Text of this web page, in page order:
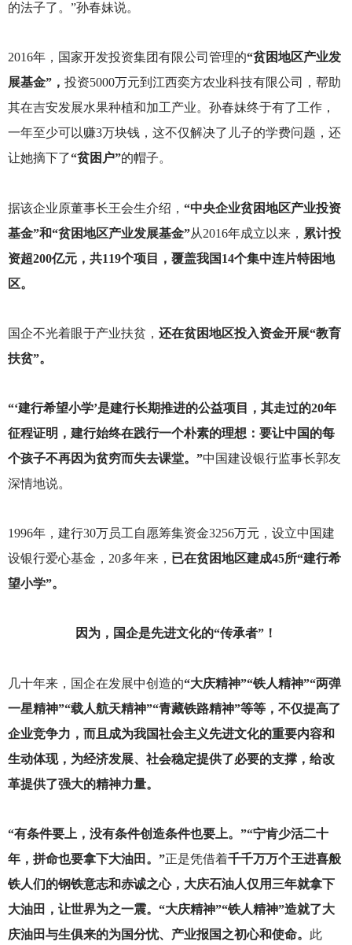
的法子了。”孙春妹说。
2016年，国家开发投资集团有限公司管理的“贫困地区产业发
展基金”， 投资5000万元到江西奕方农业科技有限公司，帮助
其在吉安发展水果种植和加工产业。孙春妹终于有了工作，
一年至少可以赚3万块钱，这不仅解决了儿子的学费问题，还
让她摘下了“贫困户”的帽子。
据该企业原董事长王会生介绍， “中央企业贫困地区产业投资
基金”和“贫困地区产业发展基金”从2016年成立以来， 累计投
资超200亿元，共119个项目，覆盖我国14个集中连片特困地
区。
国企不光着眼于产业扶贫， 还在贫困地区投入资金开展“教育
扶贫”。
“‘建行希望小学’是建行长期推进的公益项目，其走过的20年
征程证明，建行始终在践行一个朴素的理想：要让中国的每
个孩子不再因为贫穷而失去课堂。”中国建设银行监事长郭友
深情地说。
1996年，建行30万员工自愿筹集资金3256万元，设立中国建
设银行爱心基金，20多年来， 已在贫困地区建成45所“建行希
望小学”。
因为，国企是先进文化的“传承者”！
几十年来，国企在发展中创造的“大庆精神”“铁人精神”“两弹
一星精神”“载人航天精神”“青藏铁路精神”等等，不仅提高了
企业竞争力，而且成为我国社会主义先进文化的重要内容和
生动体现，为经济发展、社会稳定提供了必要的支撑，给改
革提供了强大的精神力量。
“有条件要上，没有条件创造条件也要上。”“宁肯少活二十
年，拼命也要拿下大油田。”正是凭借着千千万万个王进喜般
铁人们的钢铁意志和赤诚之心，大庆石油人仅用三年就拿下
大油田，让世界为之一震。“大庆精神”“铁人精神”造就了大
庆油田与生俱来的为国分忧、产业报国之初心和使命。 此